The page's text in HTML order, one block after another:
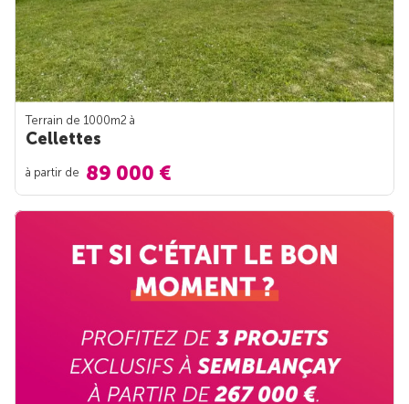
Terrain de 1000m2 à
Cellettes
à partir de 89 000 €